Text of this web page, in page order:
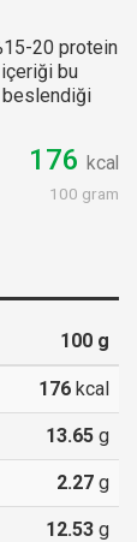
20 protein
bu
beslendiği
176 kcal
100 gram
100 g
176 kcal
13.65 g
2.27 g
12.53 g